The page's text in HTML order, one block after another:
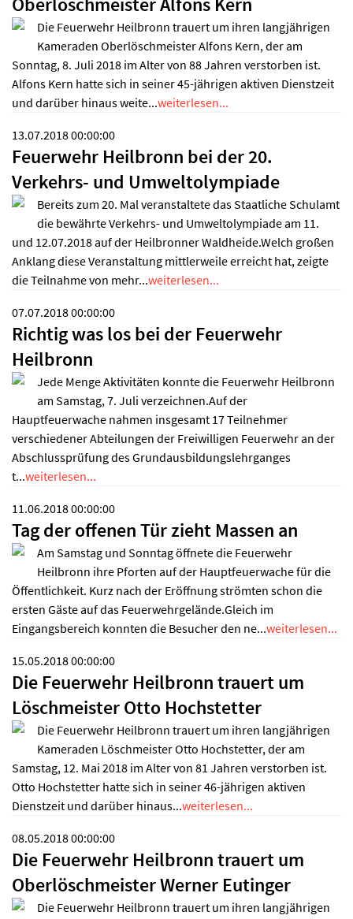
Die Feuerwehr Heilbronn trauert um ihren langjährigen
Kameraden Oberlöschmeister Alfons Kern, der am
Sonntag, 8. Juli 2018 im Alter von 88 Jahren verstorben ist.
Alfons Kern hatte sich in seiner 45-jährigen aktiven Dienstzeit
und darüber hinaus weite...weiterlesen...
13.07.2018 00:00:00
Feuerwehr Heilbronn bei der 20.
Verkehrs- und Umweltolympiade
Bereits zum 20. Mal veranstaltete das Staatliche Schulamt
die bewährte Verkehrs- und Umweltolympiade am 11.
und 12.07.2018 auf der Heilbronner Waldheide.Welch großen
Anklang diese Veranstaltung mittlerweile erreicht hat, zeigte
die Teilnahme von mehr...weiterlesen...
07.07.2018 00:00:00
Richtig was los bei der Feuerwehr
Heilbronn
Jede Menge Aktivitäten konnte die Feuerwehr Heilbronn
am Samstag, 7. Juli verzeichnen.Auf der
Hauptfeuerwache nahmen insgesamt 17 Teilnehmer
verschiedener Abteilungen der Freiwilligen Feuerwehr an der
Abschlussprüfung des Grundausbildungslehrganges
t...weiterlesen...
11.06.2018 00:00:00
Tag der offenen Tür zieht Massen an
Am Samstag und Sonntag öffnete die Feuerwehr
Heilbronn ihre Pforten auf der Hauptfeuerwache für die
Öffentlichkeit. Kurz nach der Eröffnung strömten schon die
ersten Gäste auf das Feuerwehrgelände.Gleich im
Eingangsbereich konnten die Besucher den ne...weiterlesen...
15.05.2018 00:00:00
Die Feuerwehr Heilbronn trauert um
Löschmeister Otto Hochstetter
Die Feuerwehr Heilbronn trauert um ihren langjährigen
Kameraden Löschmeister Otto Hochstetter, der am
Samstag, 12. Mai 2018 im Alter von 81 Jahren verstorben ist.
Otto Hochstetter hatte sich in seiner 46-jährigen aktiven
Dienstzeit und darüber hinaus...weiterlesen...
08.05.2018 00:00:00
Die Feuerwehr Heilbronn trauert um
Oberlöschmeister Werner Eutinger
Die Feuerwehr Heilbronn trauert um ihren langjährigen